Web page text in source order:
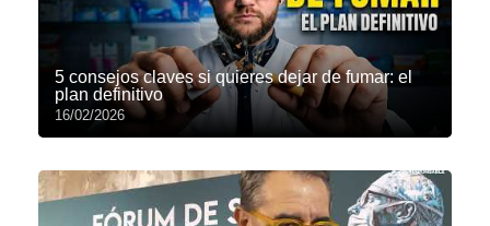
5 consejos claves si quieres dejar de fumar: el
plan definitivo
16/02/2026